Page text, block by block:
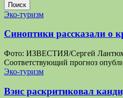
Поиск
Эко-туризм
Синоптики рассказали о
Фото: ИЗВЕСТИЯ/Сергей
Соответствующий прогноз
Эко-туризм
Вэнс раскритиковал